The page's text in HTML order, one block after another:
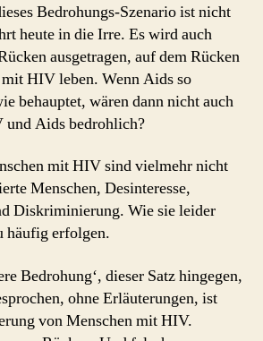
Bedrohungs-Szenario ist nicht
heute in die Irre. Es wird auch
ausgetragen, auf dem Rücken
HIV leben. Wenn Aids so
behauptet, wären dann nicht auch
Aids bedrohlich?
mit HIV sind vielmehr nicht
Menschen, Desinteresse,
Diskriminierung. Wie sie leider
häufig erfolgen.
Bedrohung‘, dieser Satz hingegen,
ohne Erläuterungen, ist
von Menschen mit HIV.